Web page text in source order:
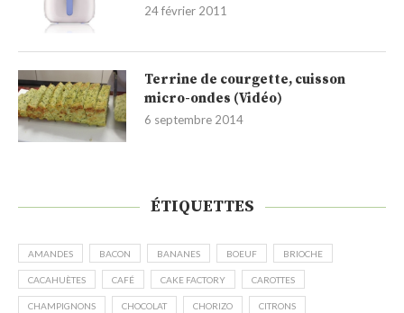
24 février 2011
Terrine de courgette, cuisson
micro-ondes (Vidéo)
6 septembre 2014
ÉTIQUETTES
AMANDES BACON BANANES BOEUF BRIOCHE
CACAHUÈTES CAFÉ CAKE FACTORY CAROTTES
CHAMPIGNONS CHOCOLAT CHORIZO CITRONS